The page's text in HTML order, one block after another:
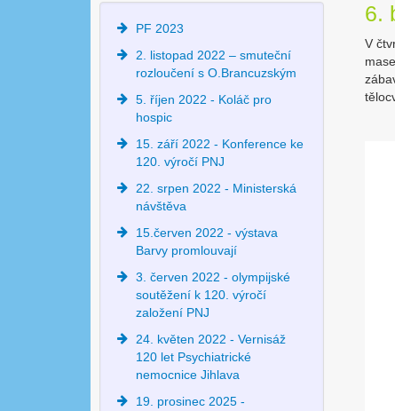
PF 2023
2. listopad 2022 – smuteční
rozloučení s O.Brancuzským
5. říjen 2022 - Koláč pro
hospic
15. září 2022 - Konference ke
120. výročí PNJ
22. srpen 2022 - Ministerská
návštěva
15.červen 2022 - výstava
Barvy promlouvají
3. červen 2022 - olympijské
soutěžení k 120. výročí
založení PNJ
24. květen 2022 - Vernisáž
120 let Psychiatrické
nemocnice Jihlava
19. prosinec 2025 -
6.
V